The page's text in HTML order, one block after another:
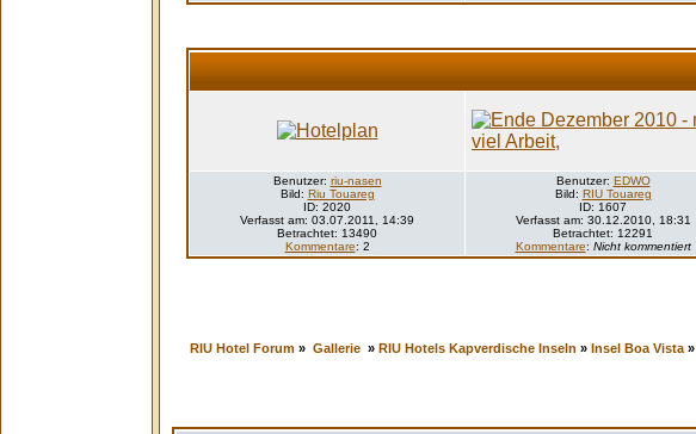
Benutzer: riu-nasen
Bild: Riu Touareg
ID: 2020
Verfasst am: 03.07.2011, 14:39
Betrachtet: 13490
Kommentare: 2
Benutzer: EDWO
Bild: RIU Touareg
ID: 1607
Verfasst am: 30.12.2010, 18:31
Betrachtet: 12291
Kommentare: Nicht kommentiert
RIU Hotel Forum » Gallerie » RIU Hotels Kapverdische Inseln » Insel Boa Vista »